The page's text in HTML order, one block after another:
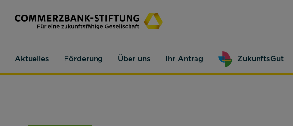
Aktuelles Förderung Über uns Ihr Antrag ZukunftsGut